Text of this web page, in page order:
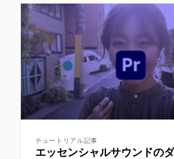
チュートリアル記事
エッセンシャルサウンドの